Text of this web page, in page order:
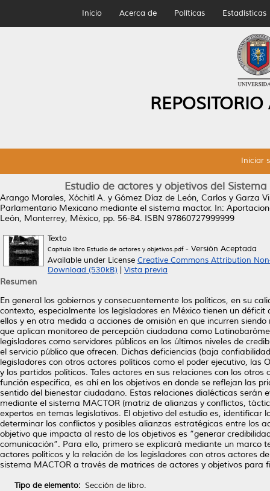
Inicio Acerca de Políticas Estadísticas
Iniciar
Estudio de actores y objetivos del
Arango Morales, Xóchitl A. y Gómez Díaz de León, Carlos y Garza
Parlamentario Mexicano mediante el sistema mactor. In:
León, Monterrey, México, pp. 56-84. ISBN 97860727999999
Texto
Capitulo libro Estudio de actores y objetivos.pdf- Versión Aceptada
Available under License Creative Commons Attribution
Download (530kB)
Vista previa
Resumen
En general los gobiernos y consecuentemente los políticos, en su
contexto, especialmente los legisladores en México tienen un
ellos y en otra medida a acciones de omisión en que incurren
que aplican monitoreo de percepción ciudadana como
legisladores como servidores públicos en los últimos niveles de
el servicio público que ofrecen. Dichas deficiencias (baja
legisladores con otros actores políticos como el poder ejecutivo, las
y los partidos políticos. Tales actores en sus relaciones con los
función especifica, es ahí en los objetivos en donde se reflejan las
sentido del bienestar ciudadano. Estas relaciones dialécticas
mediante el sistema MACTOR (matriz de alianzas y conflictos,
expertos en temas legislativos. El objetivo del estudio es,
determinar los conflictos y posibles alianzas estratégicas entre los
objetivo que impacta al resto de los objetivos es “generar
comunicación”. Para ello, primero se explicará mediante un marco
actores políticos y la relación de los legisladores con otros actores
sistema MACTOR a través de matrices de actores y objetivos
Tipo de elemento: Sección de libro.